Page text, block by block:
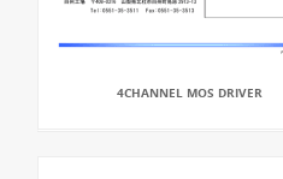
4CHANNEL MOS DRIVER